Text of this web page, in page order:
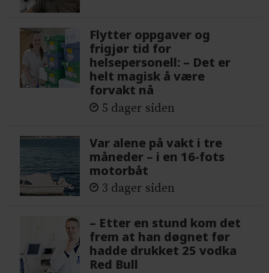
Flytter oppgaver og
frigjør tid for
helsepersonell: – Det er
helt magisk å være
forvakt nå
5 dager siden
Var alene på vakt i tre
måneder – i en 16-fots
motorbåt
3 dager siden
– Etter en stund kom det
frem at han døgnet før
hadde drukket 25 vodka
Red Bull